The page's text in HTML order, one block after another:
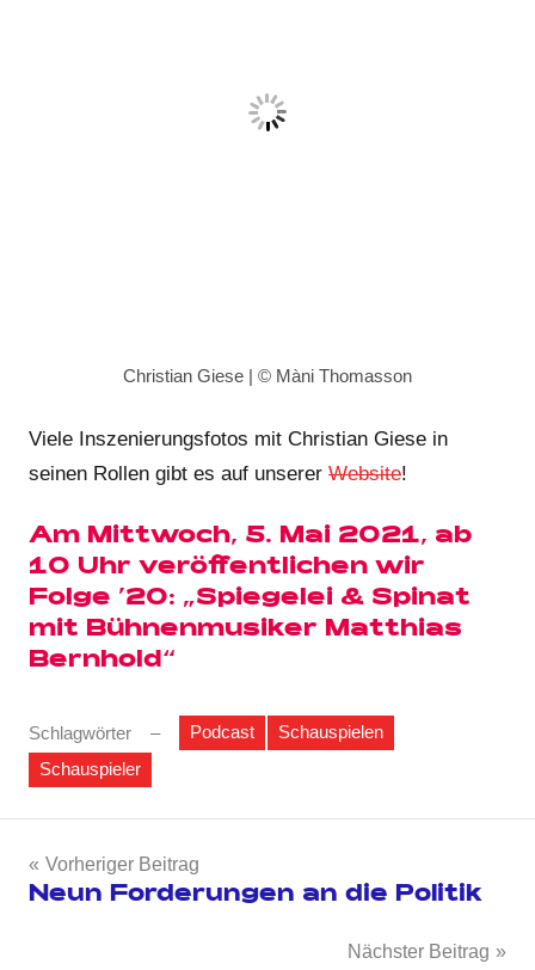
Christian Giese | © Màni Thomasson
Viele Inszenierungsfotos mit Christian Giese in
seinen Rollen gibt es auf unserer Website!
Am Mittwoch, 5. Mai 2021, ab
10 Uhr veröffentlichen wir
Folge ’20: „Spiegelei & Spinat
mit Bühnenmusiker Matthias
Bernhold“
Schlagwörter Podcast
Schauspielen
Schauspieler
Beitragsnavigation
Vorheriger Beitrag
Neun Forderungen an die Politik
Nächster Beitrag